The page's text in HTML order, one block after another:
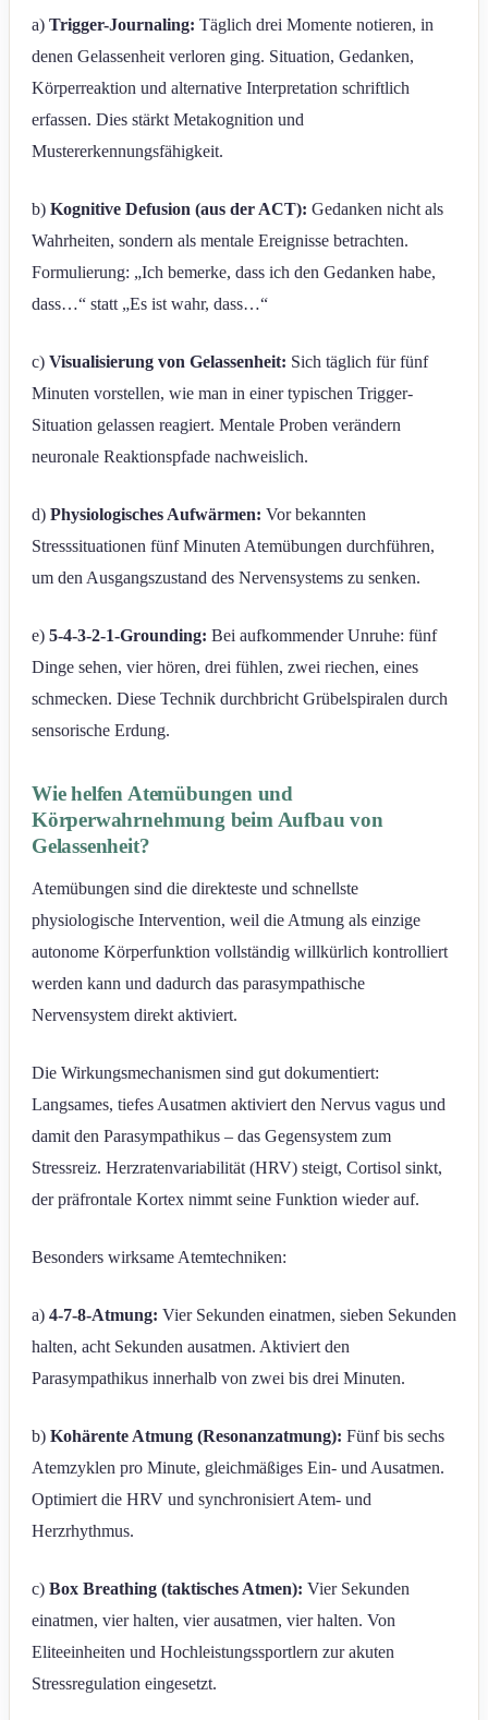
a) Trigger-Journaling: Täglich drei Momente notieren, in
denen Gelassenheit verloren ging. Situation, Gedanken,
Körperreaktion und alternative Interpretation schriftlich
erfassen. Dies stärkt Metakognition und
Mustererkennungsfähigkeit.
b) Kognitive Defusion (aus der ACT): Gedanken nicht als
Wahrheiten, sondern als mentale Ereignisse betrachten.
Formulierung: „Ich bemerke, dass ich den Gedanken habe,
dass…“ statt „Es ist wahr, dass…“
c) Visualisierung von Gelassenheit: Sich täglich für fünf
Minuten vorstellen, wie man in einer typischen Trigger-
Situation gelassen reagiert. Mentale Proben verändern
neuronale Reaktionspfade nachweislich.
d) Physiologisches Aufwärmen: Vor bekannten
Stresssituationen fünf Minuten Atemübungen durchführen,
um den Ausgangszustand des Nervensystems zu senken.
e) 5-4-3-2-1-Grounding: Bei aufkommender Unruhe: fünf
Dinge sehen, vier hören, drei fühlen, zwei riechen, eines
schmecken. Diese Technik durchbricht Grübelspiralen durch
sensorische Erdung.
Wie helfen Atemübungen und
Körperwahrnehmung beim Aufbau von
Gelassenheit?
Atemübungen sind die direkteste und schnellste
physiologische Intervention, weil die Atmung als einzige
autonome Körperfunktion vollständig willkürlich kontrolliert
werden kann und dadurch das parasympathische
Nervensystem direkt aktiviert.
Die Wirkungsmechanismen sind gut dokumentiert:
Langsames, tiefes Ausatmen aktiviert den Nervus vagus und
damit den Parasympathikus – das Gegensystem zum
Stressreiz. Herzratenvariabilität (HRV) steigt, Cortisol sinkt,
der präfrontale Kortex nimmt seine Funktion wieder auf.
Besonders wirksame Atemtechniken:
a) 4-7-8-Atmung: Vier Sekunden einatmen, sieben Sekunden
halten, acht Sekunden ausatmen. Aktiviert den
Parasympathikus innerhalb von zwei bis drei Minuten.
b) Kohärente Atmung (Resonanzatmung): Fünf bis sechs
Atemzyklen pro Minute, gleichmäßiges Ein- und Ausatmen.
Optimiert die HRV und synchronisiert Atem- und
Herzrhythmus.
c) Box Breathing (taktisches Atmen): Vier Sekunden
einatmen, vier halten, vier ausatmen, vier halten. Von
Eliteeinheiten und Hochleistungssportlern zur akuten
Stressregulation eingesetzt.